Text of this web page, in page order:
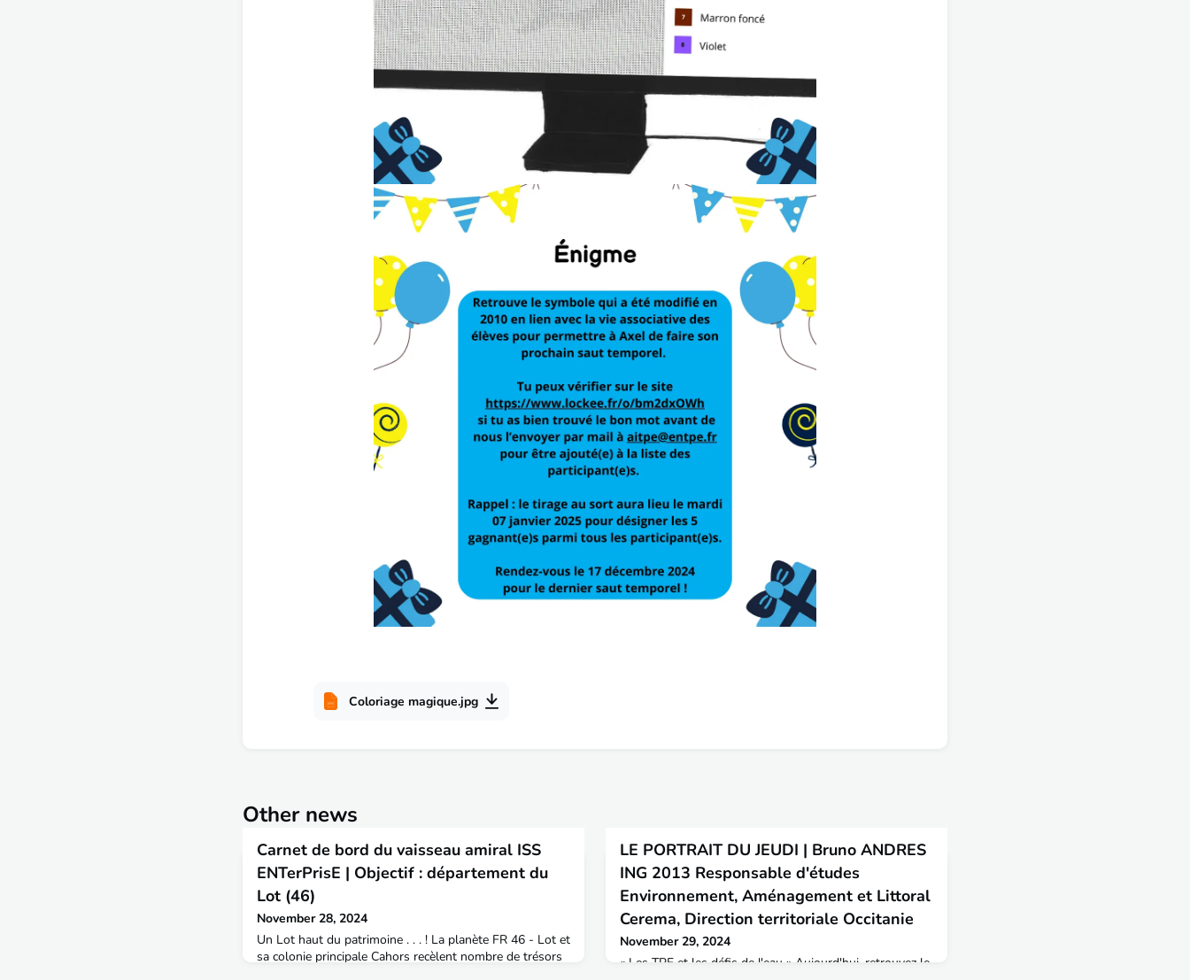
Coloriage magique.jpg
Other news
Carnet de bord du vaisseau amiral ISS
ENTerPrisE | Objectif : département du
Lot (46)
November 28, 2024
Un Lot haut du patrimoine . . . ! La planète FR 46 - Lot et
sa colonie principale Cahors recèlent nombre de trésors
LE PORTRAIT DU JEUDI | Bruno ANDRES
ING 2013 Responsable d'études
Environnement, Aménagement et Littoral
Cerema, Direction territoriale Occitanie
November 29, 2024
« Les TPE et les défis de l'eau » Aujourd'hui, retrouvez le